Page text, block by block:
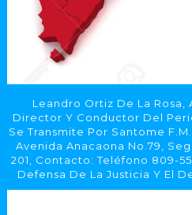
Leandro Ortiz De La Rosa,
Director Y Conductor Del
Se Transmite Por Santome
Avenida Anacaona No.79,
201, Contacto: Teléfono 809-
Defensa De La Justicia Y El